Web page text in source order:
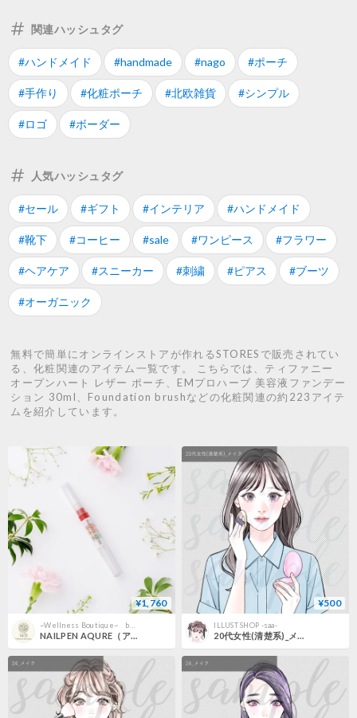
関連ハッシュタグ
#ハンドメイド #handmade #nago #ポーチ
#手作り #化粧ポーチ #北欧雑貨 #シンプル
#ロゴ #ボーダー
人気ハッシュタグ
#セール #ギフト #インテリア #ハンドメイド
#靴下 #コーヒー #sale #ワンピース #フラワー
#ヘアケア #スニーカー #刺繍 #ピアス #ブーツ
#オーガニック
無料で簡単にオンラインストアが作れるSTORESで販売されてい
る、化粧関連のアイテム一覧です。 こちらでは、ティファニー
オープンハート レザー ポーチ、EMプロハーブ 美容液ファンデー
ション 30ml、Foundation brushなどの化粧関連の約223アイテ
ムを紹介しています。
¥1,760
NAILPEN AQURE（アキュレ）レッド
¥500
ILLUST SHOP -saa-
20代女性(清楚系)_メイク